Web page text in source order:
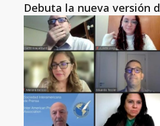
Debuta la nueva versión